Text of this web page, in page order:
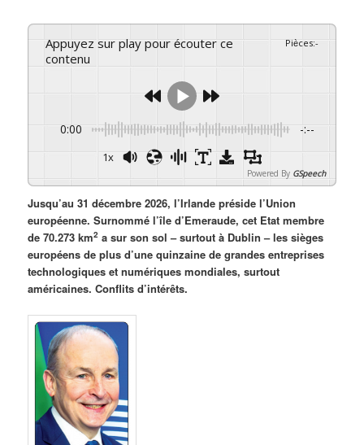
Appuyez sur play pour écouter ce
contenu
Pièces:-
0:00 -:--
1x
Powered By GSpeech
Jusqu’au 31 décembre 2026, l’Irlande préside l’Union
européenne. Surnommé l’île d’Emeraude, cet Etat membre
de 70.273 km2 a sur son sol – surtout à Dublin – les sièges
européens de plus d’une quinzaine de grandes entreprises
technologiques et numériques mondiales, surtout
américaines. Conflits d’intérêts.